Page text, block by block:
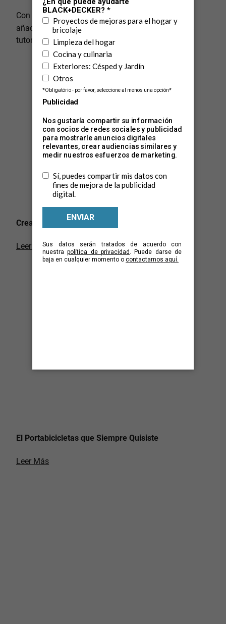
Con BLACK+DECKER®transforma tus proyectos y
añade un toque especial con la ayuda de nuestros
tutoriales. ¡Crea y da vida a tus ideas!
Crea un Fantástico Copo de Nieve
Leer Más
El Portabicicletas que Siempre Quisiste
Leer Más